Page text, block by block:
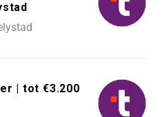
| tot €3.200